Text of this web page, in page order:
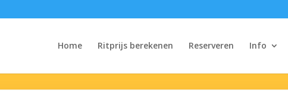
Home Ritprijs berekenen Reserveren Info